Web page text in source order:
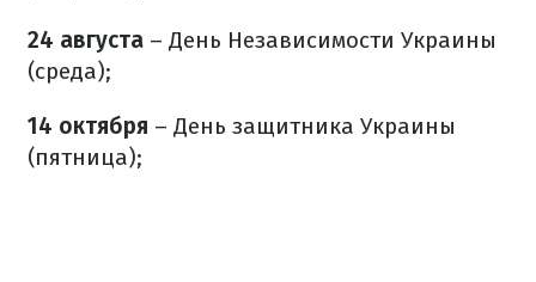
24 августа – День Независимости Украины
(среда);
14 октября – День защитника Украины
(пятница);